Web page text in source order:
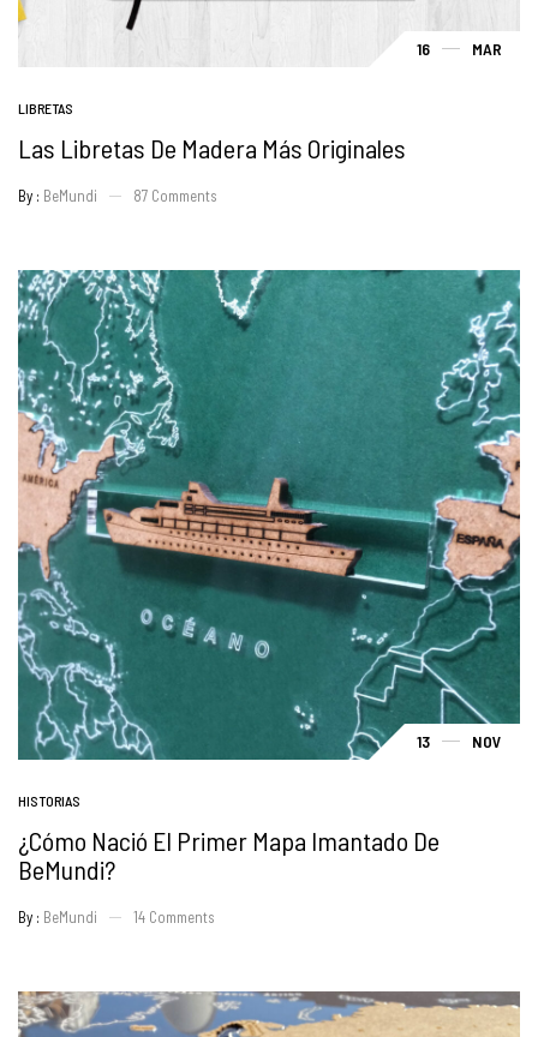
16 MAR
LIBRETAS
Las Libretas De Madera Más Originales
By : BeMundi 87 Comments
13 NOV
HISTORIAS
¿Cómo Nació El Primer Mapa Imantado De
BeMundi?
By : BeMundi 14 Comments